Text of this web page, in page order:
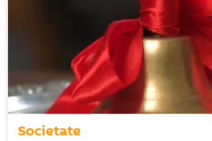
Societate